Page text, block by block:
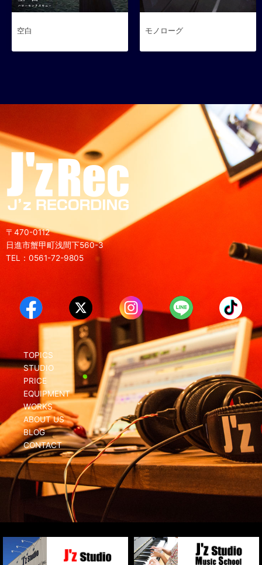
空白 モノローグ
〒470-0112
日進市蟹甲町浅間下560-3
TEL：0561-72-9805
TOPICS
STUDIO
PRICE
EQUIPMENT
WORKS
ABOUT US
BLOG
CONTACT